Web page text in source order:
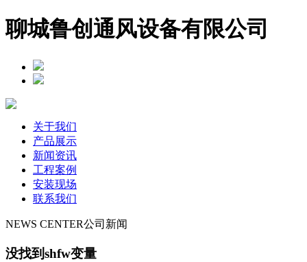
聊城鲁创通风设备有限公司
关于我们
产品展示
新闻资讯
工程案例
安装现场
联系我们
NEWS CENTER公司新闻
没找到shfw变量